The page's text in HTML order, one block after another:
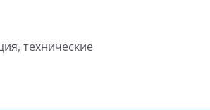
технические